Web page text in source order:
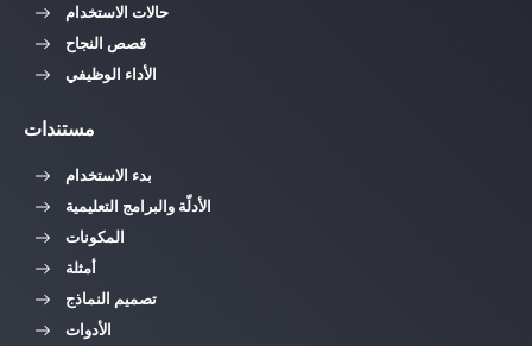
حالات الاستخدام
قصص النجاح
الأداء الوظيفي
مستندات
بدء الاستخدام
الأدلّة والبرامج التعليمية
المكونات
أمثلة
تصميم النماذج
الأدوات